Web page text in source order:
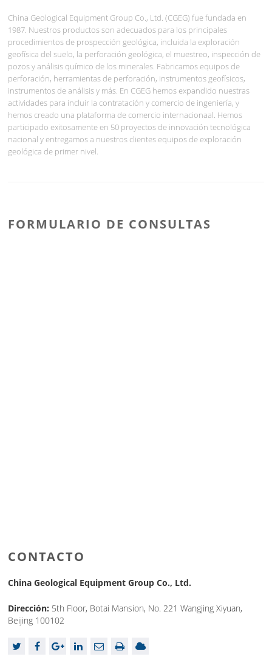
China Geological Equipment Group Co., Ltd. (CGEG) fue fundada en
1987. Nuestros productos son adecuados para los principales
procedimientos de prospección geológica, incluida la exploración
geofísica del suelo, la perforación geológica, el muestreo, inspección de
pozos y análisis químico de los minerales. Fabricamos equipos de
perforación, herramientas de perforación, instrumentos geofísicos,
instrumentos de análisis y más. En CGEG hemos expandido nuestras
actividades para incluir la contratación y comercio de ingeniería, y
hemos creado una plataforma de comercio internacionaal. Hemos
participado exitosamente en 50 proyectos de innovación tecnológica
nacional y entregamos a nuestros clientes equipos de exploración
geológica de primer nivel.
FORMULARIO DE CONSULTAS
CONTACTO
China Geological Equipment Group Co., Ltd.
Dirección: 5th Floor, Botai Mansion, No. 221 Wangjing Xiyuan,
Beijing 100102